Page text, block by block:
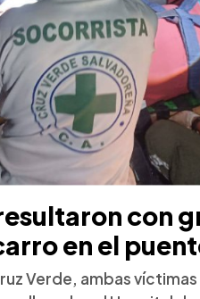
con
en el
Verde, ambas